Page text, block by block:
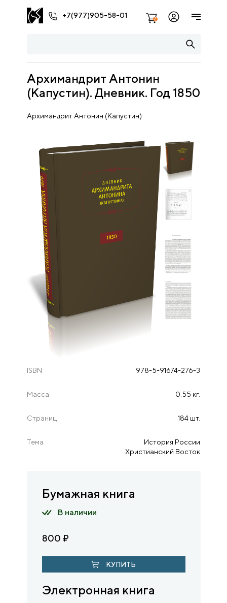
+7(977)905-58-01 2
Архимандрит Антонин
(Капустин). Дневник. Год 1850
Архимандрит Антонин (Капустин)
ISBN 978-5-91674-276-3
Масса 0.55 кг.
Страниц 184 шт.
Тема
История России
Христианский Восток
Бумажная книга
В наличии
800 ₽
КУПИТЬ
Электронная книга